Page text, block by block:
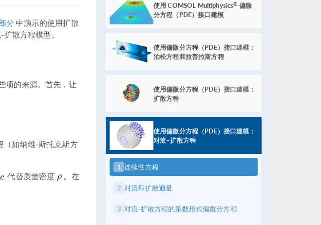
分 中演示的使用扩散
散方程模型。
项的来源。首先，让
（如纳维-斯托克斯方
代替质量密度
。在
使用 COMSOL Multiphysics® 偏微
分方程（PDE）接口建模
使用偏微分方程（PDE）接口建模：
泊松方程和拉普拉斯方程
使用偏微分方程（PDE）接口建模：
扩散方程
使用偏微分方程（PDE）接口建模：
对流–扩散方程
1 连续性方程
2 对流和扩散通量
3 对流-扩散方程的系数形式偏微分方程